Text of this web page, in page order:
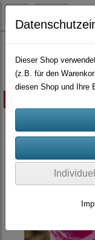
Container-Rosen
Dieser Shop
(z.B. für den
diesen Shop und Ihre